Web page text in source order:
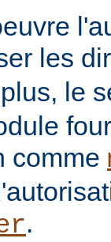
les
le
comme
.